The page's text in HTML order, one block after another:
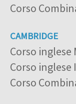
Corso
CAMBRIDGE
Corso
Corso
Corso